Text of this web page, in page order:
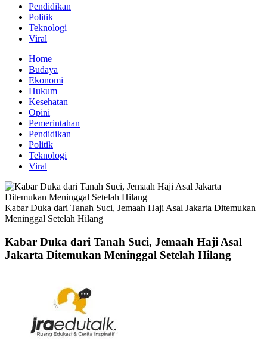
Pendidikan
Politik
Teknologi
Viral
Menu
Home
Budaya
Ekonomi
Hukum
Kesehatan
Opini
Pemerintahan
Pendidikan
Politik
Teknologi
Viral
Kabar Duka dari Tanah Suci, Jemaah Haji Asal Jakarta Ditemukan
Meninggal Setelah Hilang
Kabar Duka dari Tanah Suci, Jemaah Haji Asal
Jakarta Ditemukan Meninggal Setelah Hilang